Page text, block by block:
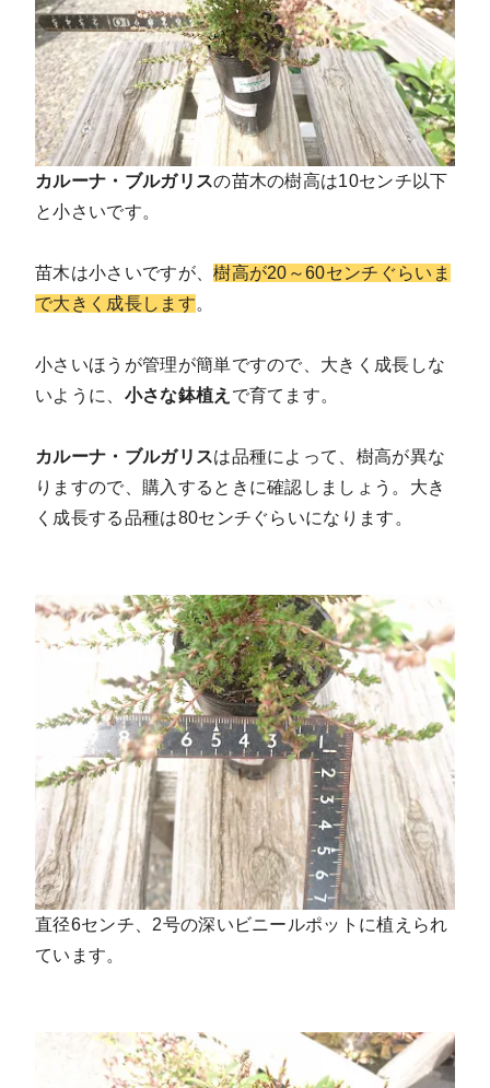
カルーナ・ブルガリスの苗木の樹高は10センチ以下
と小さいです。
苗木は小さいですが、樹高が20～60センチぐらいま
で大きく成長します。
小さいほうが管理が簡単ですので、大きく成長しな
いように、 小さな鉢植え で育てます。
カルーナ・ブルガリスは品種によって、樹高が異な
りますので、購入するときに確認しましょう。大き
く成長する品種は80センチぐらいになります。
直径6センチ、2号の深いビニールポットに植えられ
ています。